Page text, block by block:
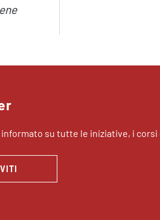
su tutte le iniziative, i corsi